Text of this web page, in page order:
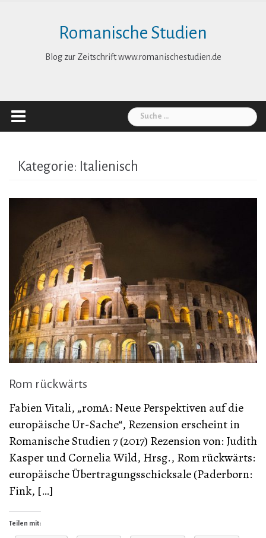
Romanische Studien
Blog zur Zeitschrift www.romanischestudien.de
Suche
nach:
Kategorie: Italienisch
Rom rückwärts
Fabien Vitali, „romA: Neue Perspektiven auf die
europäische Ur-Sache“, Rezension erscheint in
Romanische Studien 7 (2017) Rezension von: Judith
Kasper und Cornelia Wild, Hrsg., Rom rückwärts:
europäische Übertragungsschicksale (Paderborn:
Fink, […]
Teilen mit: